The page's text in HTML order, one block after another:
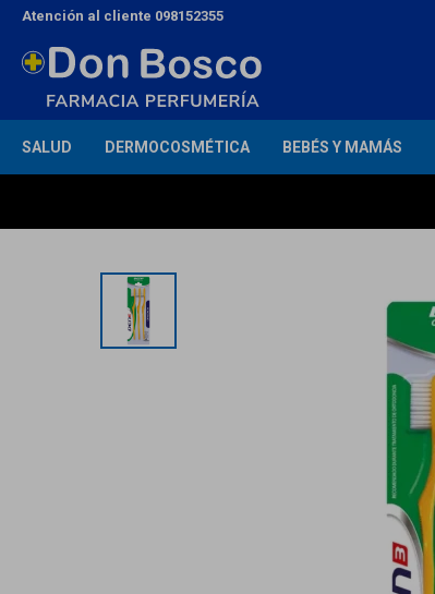
SALUD DERMOCOSMÉTICA BEBÉS Y MAMÁS
Atención al cliente 098152355